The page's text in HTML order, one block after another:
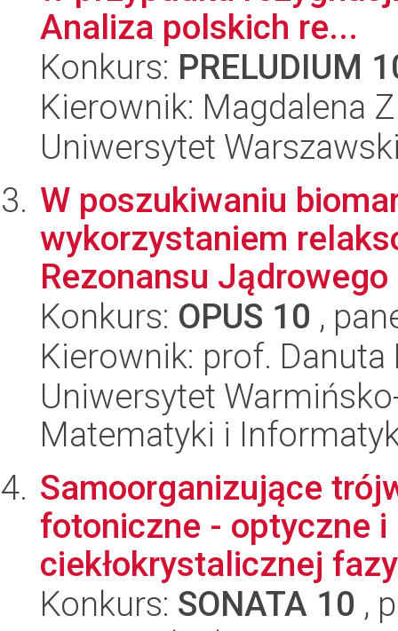
Analiza polskich re...
Konkurs: PRELUDIUM
Kierownik: Magdalena
Uniwersytet
W poszukiwaniu
wykorzystaniem
Rezonansu Jądrowego
Konkurs: OPUS 10 ,
Kierownik: prof. Danuta
Uniwersytet
Matematyki i
Samoorganizujące
fotoniczne - optyczne
ciekłokrystalicznej
Konkurs: SONATA 10 ,